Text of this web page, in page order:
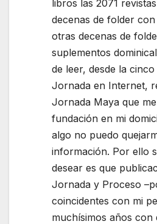
libros las 2071
decenas de folder
otras decenas de
suplementos
de leer, desde la
Jornada en Internet,
Jornada Maya que
fundación en mi
algo no puedo
información. Por ello
desear es que
Jornada y Proceso
coincidentes con mi
muchísimos años con